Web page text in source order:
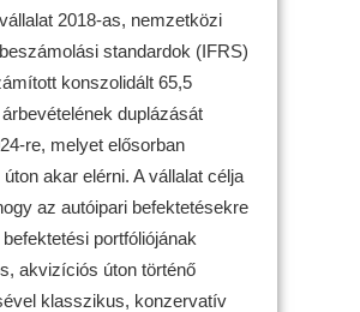
2018-as, nemzetközi
standardok (IFRS)
konszolidált 65,5
duplázását
re, melyet elősorban
akar elérni. A vállalat célja
az autóipari befektetésekre
portfóliójának
akvizíciós úton történő
klasszikus, konzervatív